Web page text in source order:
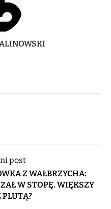
post
Z WAŁBRZYCHA:
W STOPĘ. WIĘKSZY
PLUTĄ?